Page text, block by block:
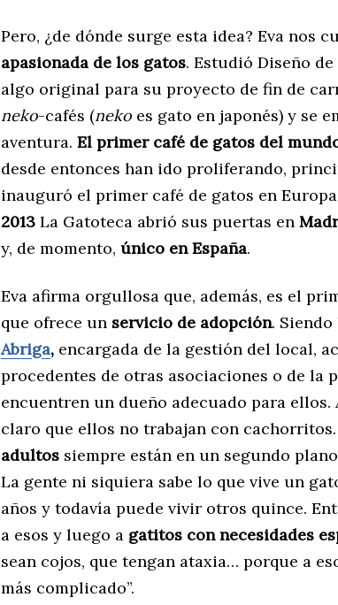
Pero, ¿de dónde surge esta idea? Eva nos
apasionada de los gatos. Estudió Diseño
algo original para su proyecto de fin de
neko-cafés (neko es gato en japonés) y se
aventura. El primer café de gatos del
desde entonces han ido proliferando,
inauguró el primer café de gatos en
2013 La Gatoteca abrió sus puertas en
y, de momento, único en España.
Eva afirma orgullosa que, además, es el
que ofrece un servicio de adopción.
Abriga, encargada de la gestión del local,
procedentes de otras asociaciones o de la
encuentren un dueño adecuado para
claro que ellos no trabajan con
adultos siempre están en un segundo
La gente ni siquiera sabe lo que vive un
años y todavía puede vivir otros quince.
a esos y luego a gatitos con necesidades
sean cojos, que tengan ataxia… porque a
más complicado”.